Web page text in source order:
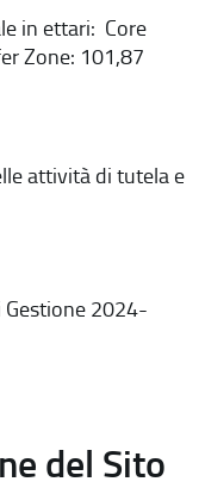
in ettari: Core
Zone: 101,87
attività di tutela e
2024-
del Sito